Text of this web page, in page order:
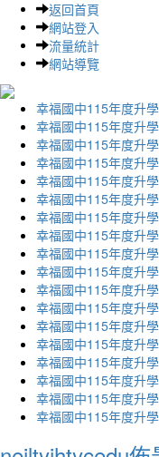
返回首頁
網站登入
流量統計
網站導覽
幸福國中115年度升
幸福國中115年度升
幸福國中115年度升
幸福國中115年度升
幸福國中115年度升
幸福國中115年度升
幸福國中115年度升
幸福國中115年度升
幸福國中115年度升
幸福國中115年度升
幸福國中115年度升
幸福國中115年度升
幸福國中115年度升
幸福國中115年度升
幸福國中115年度升
幸福國中115年度升
幸福國中115年度升
幸福國中115年度升